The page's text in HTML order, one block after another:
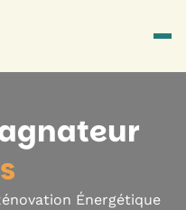
Énergétique